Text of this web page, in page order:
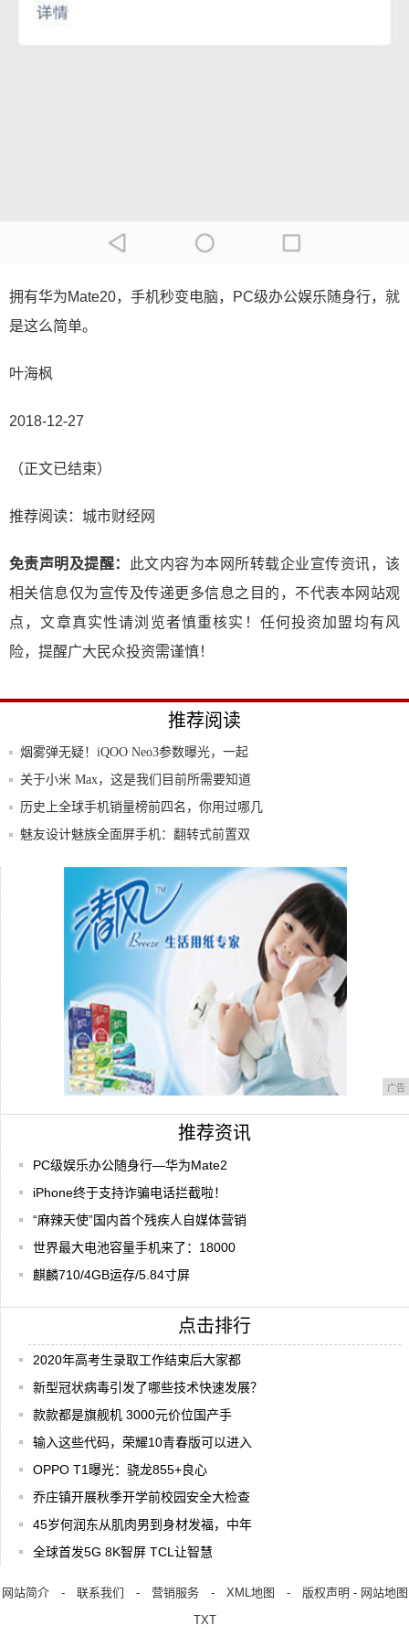
拥有华为Mate20，手机秒变电脑，PC级办公娱乐随身行，就
是这么简单。
叶海枫
2018-12-27
（正文已结束）
推荐阅读： 城市财经网
免责声明及提醒：
此文内容为本网所转载企业宣传资讯，该
相关信息仅为宣传及传递更多信息之目的，不代表本网站观
点，文章真实性请浏览者慎重核实！任何投资加盟均有风
险，提醒广大民众投资需谨慎！
推荐阅读
烟雾弹无疑！iQOO Neo3参数曝光，一起
关于小米 Max，这是我们目前所需要知道
的一
历史上全球手机销量榜前四名，你用过哪几
款？
魅友设计魅族全面屏手机：翻转式前置双
5.5寸大屏八核 大神F2全网通即将上市
广告
推荐资讯
PC级娱乐办公随身行—华为Mate2
iPhone终于支持诈骗电话拦截啦！
“麻辣天使”国内首个残疾人自媒体营销
世界最大电池容量手机来了：18000
麒麟710/4GB运存/5.84寸屏
点击排行
2020年高考生录取工作结束后大家都
新型冠状病毒引发了哪些技术快速发展？
款款都是旗舰机 3000元价位国产手
输入这些代码，荣耀10青春版可以进入
OPPO T1曝光：骁龙855+良心
乔庄镇开展秋季开学前校园安全大检查
45岁何润东从肌肉男到身材发福，中年
全球首发5G 8K智屏 TCL让智慧
网站简介- 联系我们 - 营销服务- XML地图 - 版权声明 - 网站地图
TXT